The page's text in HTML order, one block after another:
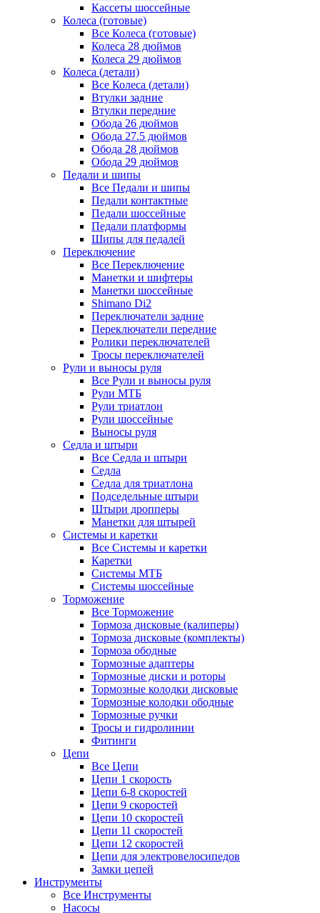
Кассеты шоссейные
Колеса (готовые)
Все Колеса (готовые)
Колеса 28 дюймов
Колеса 29 дюймов
Колеса (детали)
Все Колеса (детали)
Втулки задние
Втулки передние
Обода 26 дюймов
Обода 27.5 дюймов
Обода 28 дюймов
Обода 29 дюймов
Педали и шипы
Все Педали и шипы
Педали контактные
Педали шоссейные
Педали платформы
Шипы для педалей
Переключение
Все Переключение
Манетки и шифтеры
Манетки шоссейные
Shimano Di2
Переключатели задние
Переключатели передние
Ролики переключателей
Тросы переключателей
Рули и выносы руля
Все Рули и выносы руля
Рули МТБ
Рули триатлон
Рули шоссейные
Выносы руля
Седла и штыри
Все Седла и штыри
Седла
Седла для триатлона
Подседельные штыри
Штыри дропперы
Манетки для штырей
Системы и каретки
Все Системы и каретки
Каретки
Системы МТБ
Системы шоссейные
Торможение
Все Торможение
Тормоза дисковые (калиперы)
Тормоза дисковые (комплекты)
Тормоза ободные
Тормозные адаптеры
Тормозные диски и роторы
Тормозные колодки дисковые
Тормозные колодки ободные
Тормозные ручки
Тросы и гидролинии
Фитинги
Цепи
Все Цепи
Цепи 1 скорость
Цепи 6-8 скоростей
Цепи 9 скоростей
Цепи 10 скоростей
Цепи 11 скоростей
Цепи 12 скоростей
Цепи для электровелосипедов
Замки цепей
Инструменты
Все Инструменты
Насосы